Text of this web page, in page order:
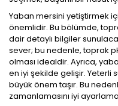
Yaban mersini yetiştirmek
önemlidir. Bu bölümde,
dair detaylı bilgiler
sever; bu nedenle, toprak
olması idealdir. Ayrıca,
en iyi şekilde gelişir. Yeterli
büyük önem taşır. Bu
zamanlamasını iyi